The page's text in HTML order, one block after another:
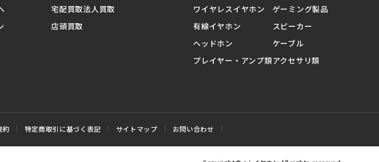
宅配買取
店頭買取
法人買取
ワイヤレスイヤホン
有線イヤホン
ヘッドホン
プレイヤー・アンプ類
ゲーミング製品
スピーカー
ケーブル
アクセサリ類
約 特定商取引に基づく表記 サイトマップ お問い合わせ